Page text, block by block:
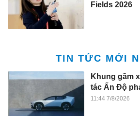
Fields 2026
TIN TỨC MỚI
Khung gầm
tác Ấn Độ
11:44 7/8/2026